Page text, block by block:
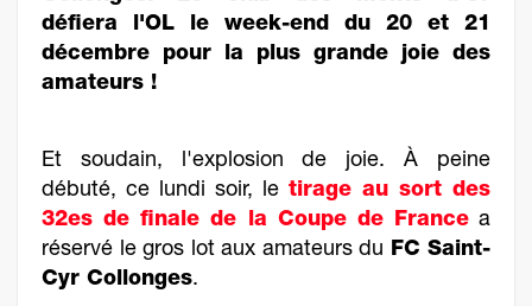
défiera l'OL le week-end du 20 et 21
décembre pour la plus grande joie des
amateurs !
Et soudain, l'explosion de joie. À peine
débuté, ce lundi soir, le tirage au sort des
32es de finale de la Coupe de Francea
réservé le gros lot aux amateurs du FC Saint-
Cyr Collonges.